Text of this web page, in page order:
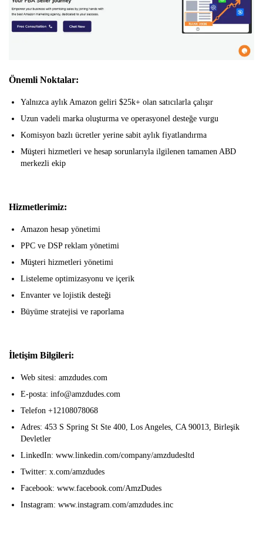
Önemli Noktalar:
Yalnızca aylık Amazon geliri $25k+ olan satıcılarla çalışır
Uzun vadeli marka oluşturma ve operasyonel desteğe vurgu
Komisyon bazlı ücretler yerine sabit aylık fiyatlandırma
Müşteri hizmetleri ve hesap sorunlarıyla ilgilenen tamamen ABD
merkezli ekip
Hizmetlerimiz:
Amazon hesap yönetimi
PPC ve DSP reklam yönetimi
Müşteri hizmetleri yönetimi
Listeleme optimizasyonu ve içerik
Envanter ve lojistik desteği
Büyüme stratejisi ve raporlama
İletişim Bilgileri:
Web sitesi: amzdudes.com
E-posta: info@amzdudes.com
Telefon +12108078068
Adres: 453 S Spring St Ste 400, Los Angeles, CA 90013, Birleşik
Devletler
LinkedIn: www.linkedin.com/company/amzdudesltd
Twitter: x.com/amzdudes
Facebook: www.facebook.com/AmzDudes
Instagram: www.instagram.com/amzdudes.inc